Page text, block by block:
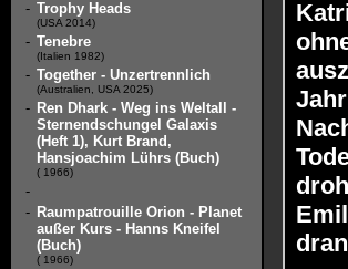
- Trophy Heads
(USA 2014)
- Tenebre
(Italien 1982)
- Together - Unzertrennlich
(Australien, USA 2025)
- Ren Dhark - Weg ins Weltall -
Sternendschungel Galaxis
(Heft 1), Kurt Brand,
Hansjoachim Lührs (Buch)
( 1966)
-
- Raumpatrouille Orion - Planet
außer Kurs - Hanns Kneifel
(Buch)
( 1966)